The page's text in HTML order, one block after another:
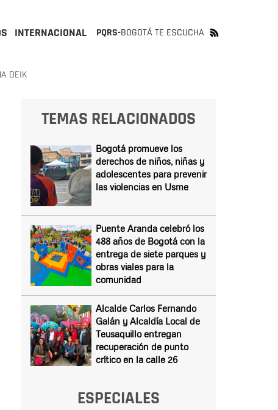
INTERNACIONAL PQRS-BOGOTÁ TE ESCUCHA
DEIK
TEMAS RELACIONADOS
Bogotá promueve los
derechos de niños, niñas y
adolescentes para prevenir
las violencias en Usme
Puente Aranda celebró los
488 años de Bogotá con la
entrega de siete parques y
obras viales para la
comunidad
Alcalde Carlos Fernando
Galán y Alcaldía Local de
Teusaquillo entregan
recuperación de punto
crítico en la calle 26
ESPECIALES